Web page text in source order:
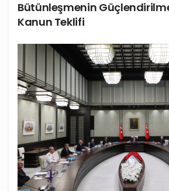
Bütünleşmenin
Kanun Teklifi